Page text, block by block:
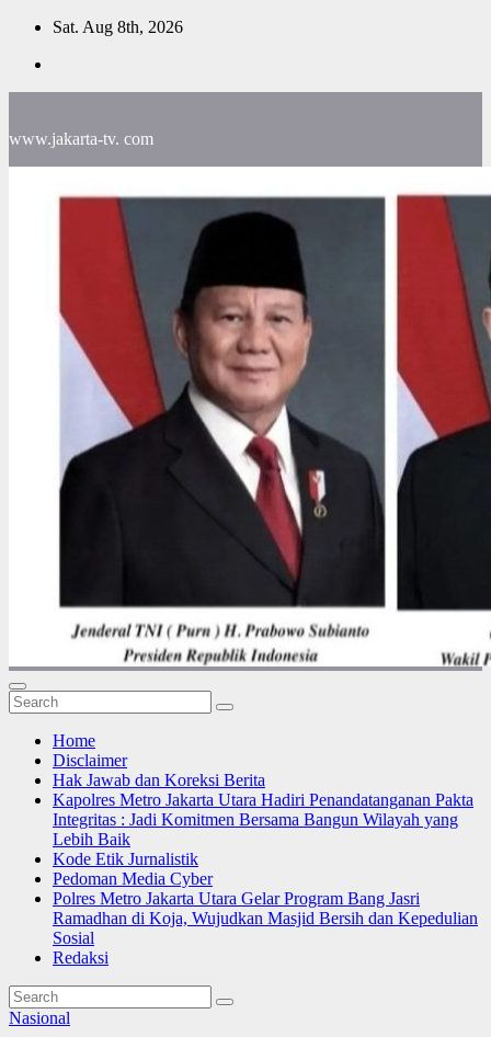
Skip
content
Sat. Aug 8th, 2026
www.jakarta-tv. com
Home
Disclaimer
Hak Jawab dan Koreksi Berita
Kapolres Metro Jakarta Utara Hadiri Penandatanganan Pakta
Integritas : Jadi Komitmen Bersama Bangun Wilayah yang
Lebih Baik
Kode Etik Jurnalistik
Pedoman Media Cyber
Polres Metro Jakarta Utara Gelar Program Bang Jasri
Ramadhan di Koja, Wujudkan Masjid Bersih dan Kepedulian
Sosial
Redaksi
Nasional